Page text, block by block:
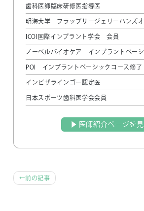
歯科医師臨床研修医指導医
明海大学 フラップサージェリーハンズ
ICOI国際インプラント学会 会員
ノーベルバイオケア インプラントベー
POI インプラントベーシックコース修了
インビザラインゴー認定医
日本スポーツ歯科医学会会員
▶︎ 医師紹介ページを
前前の記事